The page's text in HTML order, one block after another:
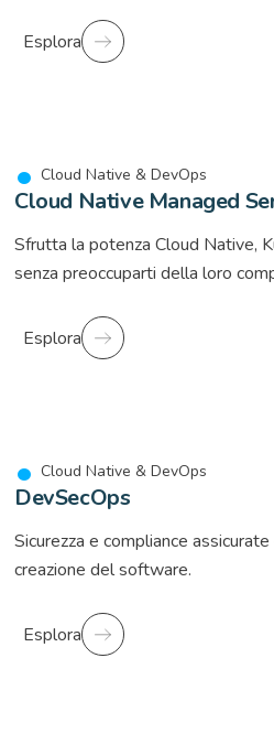
Esplora
Cloud Native & DevOps
Cloud Native Managed
Sfrutta la potenza Cloud Native,
senza preoccuparti della loro
Esplora
Cloud Native & DevOps
DevSecOps
Sicurezza e compliance
creazione del software.
Esplora